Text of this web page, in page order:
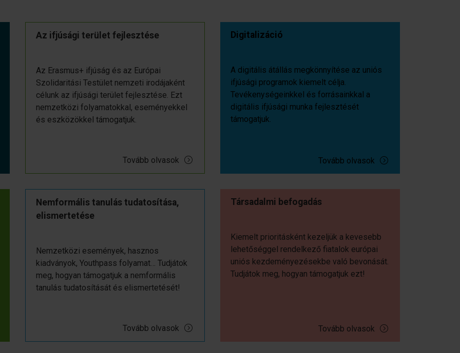
Az ifjúsági terület fejlesztése
Az Erasmus+ ifjúság és az Európai
Szolidaritási Testület nemzeti irodájaként
célunk az ifjúsági terület fejlesztése. Ezt
nemzetközi folyamatokkal, eseményekkel
és eszközökkel támogatjuk.
Tovább olvasok
Digitalizáció
A digitális átállás megkönnyítése az uniós
ifjúsági programok kiemelt célja.
Tevékenységeinkkel és forrásainkkal a
digitális ifjúsági munka fejlesztését
támogatjuk.
Tovább olvasok
Nemformális tanulás tudatosítása,
elismertetése
Nemzetközi események, hasznos
kiadványok, Youthpass folyamat… Tudjátok
meg, hogyan támogatjuk a nemformális
tanulás tudatosítását és elismertetését!
Tovább olvasok
Társadalmi befogadás
Kiemelt prioritásként kezeljük a kevesebb
lehetőséggel rendelkező fiatalok európai
uniós kezdeményezésekbe való bevonását.
Tudjátok meg, hogyan támogatjuk ezt!
Tovább olvasok